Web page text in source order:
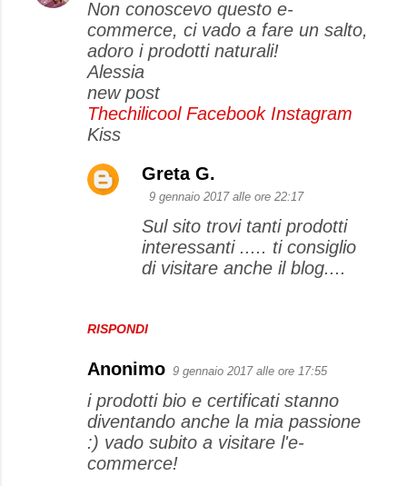
Non conoscevo questo e-
commerce, ci vado a fare un salto,
adoro i prodotti naturali!
Alessia
new post
Thechilicool Facebook Instagram
Kiss
RISPONDI
Greta G.
9 gennaio 2017 alle ore 22:17
Sul sito trovi tanti prodotti
interessanti ..... ti consiglio
di visitare anche il blog....
Anonimo 9 gennaio 2017 alle ore 17:55
i prodotti bio e certificati stanno
diventando anche la mia passione
:) vado subito a visitare l'e-
commerce!